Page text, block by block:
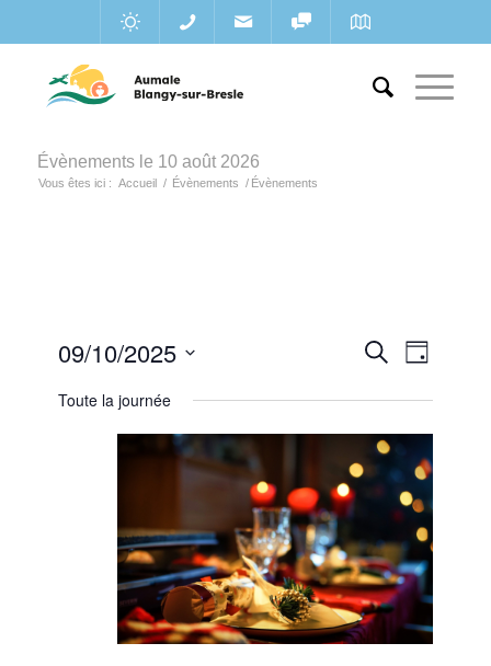
Évènements le 10 août 2026
Vous êtes ici : Accueil / Évènements / Évènements
de
vues
Recherche
de
vues
Jour
09/10/2025
une
Toute la journée